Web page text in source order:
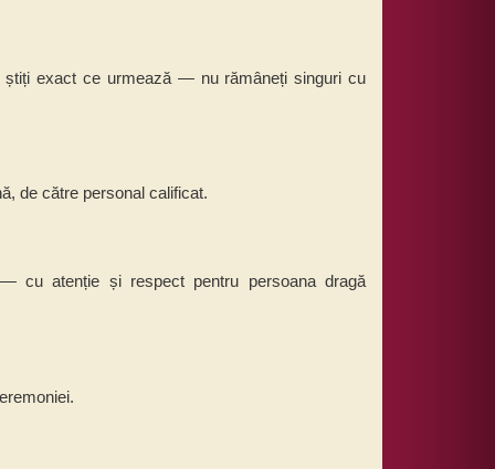
știți exact ce urmează — nu rămâneți singuri cu
de către personal calificat.
cu atenție și respect pentru persoana dragă